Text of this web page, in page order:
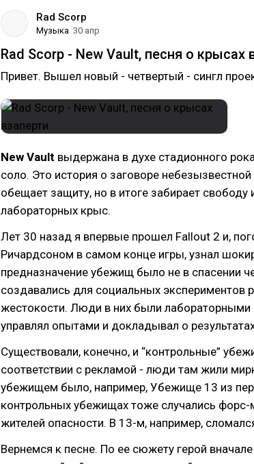
Rad Scorp
Музыка 30 апр
Rad Scorp - New Vault, песня о крысах
Привет. Вышел новый - четвертый - сингл
New Vault выдержана в духе стадионного
соло. Это история о заговоре
обещает защиту, но в итоге забирает
лабораторных крыс.
Лет 30 назад я впервые прошел Fallout 2 и,
Ричардсоном в самом конце игры, узнал
предназначение убежищ было не в спасении
создавались для социальных экспериментов
жестокости. Люди в них были лабораторными
управлял опытами и докладывал о
Существовали, конечно, и “контрольные”
соответствии с рекламой - люди там жили
убежищем было, например, Убежище 13 из
контрольных убежищах тоже случались
жителей опасности. В 13-м, например,
Вернемся к песне. По ее сюжету герой